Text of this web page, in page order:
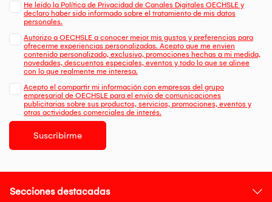
He leído la Política de Privacidad de Canales Digitales OECHSLE y
declaro haber sido informado sobre el tratamiento de mis datos
personales.
Autorizo a OECHSLE a conocer mejor mis gustos y preferencias para
ofrecerme experiencias personalizadas. Acepto que me envien
contenido personalizado, exclusivo, promociones hechas a mi medida,
novedades, descuentos especiales, eventos y todo lo que se alinee
con lo que realmente me interesa.
Acepto el compartir mi información con empresas del grupo
empresarial de OECHSLE para el envío de comunicaciones
publicitarias sobre sus productos, servicios, promociones, eventos y
otras actividades comerciales de interés.
Suscribirme
Secciones destacadas